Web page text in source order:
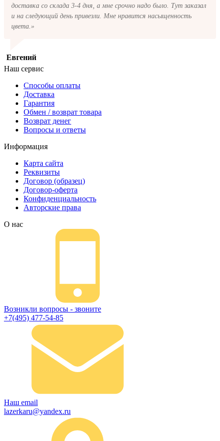
доставка со склада 3-4 дня, а мне срочно надо было. Тут заказал
и на следующий день привезли. Мне нравится насыщенность
цвета.»
Евгений
Наш сервис
Способы оплаты
Доставка
Гарантия
Обмен / возврат товара
Возврат денег
Вопросы и ответы
Информация
Карта сайта
Реквизиты
Договор (образец)
Договор-оферта
Конфиденциальность
Авторские права
О нас
Возникли вопросы - звоните
+7(495) 477-54-85
Наш email
lazerkaru@yandex.ru